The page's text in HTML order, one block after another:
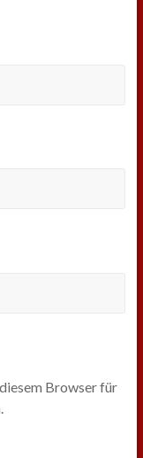
Browser für